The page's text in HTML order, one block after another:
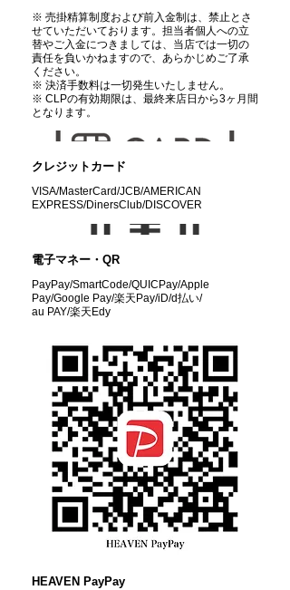
※ 売掛精算制度および前入金制は、禁止とさ
せていただいております。担当者個人への立
替やご入金につきましては、当店では一切の
責任を負いかねますので、あらかじめご了承
ください。
※ 決済手数料は一切発生いたしません。
※ CLPの有効期限は、最終来店日から3ヶ月間
となります。
クレジットカード
VISA/MasterCard/JCB/AMERICAN
EXPRESS/DinersClub/DISCOVER
電子マネー・QR
PayPay/SmartCode/QUICPay/Apple
Pay/Google Pay/楽天Pay/iD/d払い/
au PAY/楽天Edy
HEAVEN PayPay